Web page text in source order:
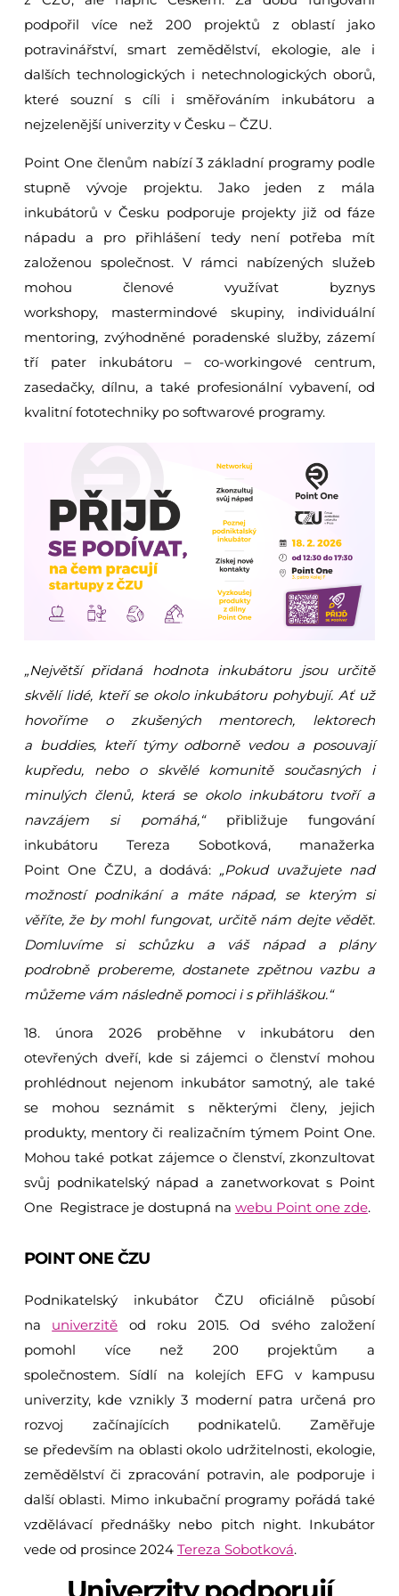
podpořil více než 200 projektů z oblastí jako
potravinářství, smart zemědělství, ekologie, ale i
dalších technologických i netechnologických oborů,
které souzní s cíli i směřováním inkubátoru a
nejzelenější univerzity v Česku – ČZU.
Point One členům nabízí 3 základní programy podle
stupně vývoje projektu. Jako jeden z mála
inkubátorů v Česku podporuje projekty již od fáze
nápadu a pro přihlášení tedy není potřeba mít
založenou společnost. V rámci nabízených služeb
mohou členové využívat byznys
workshopy, mastermindové skupiny, individuální
mentoring, zvýhodněné poradenské služby, zázemí
tří pater inkubátoru – co-workingové centrum,
zasedačky, dílnu, a také profesionální vybavení, od
kvalitní fototechniky po softwarové programy.
„Největší přidaná hodnota inkubátoru jsou určitě
skvělí lidé, kteří se okolo inkubátoru pohybují. Ať už
hovoříme o zkušených mentorech, lektorech
a buddies, kteří týmy odborně vedou a posouvají
kupředu, nebo o skvělé komunitě současných i
minulých členů, která se okolo inkubátoru tvoří a
navzájem si pomáhá,“přibližuje fungování
inkubátoru Tereza Sobotková, manažerka
Point One ČZU, a dodává: „Pokud uvažujete nad
možností podnikání a máte nápad, se kterým si
věříte, že by mohl fungovat, určitě nám dejte vědět.
Domluvíme si schůzku a váš nápad a plány
podrobně probereme, dostanete zpětnou vazbu a
můžeme vám následně pomoci i s přihláškou.“
18. února 2026 proběhne v inkubátoru den
otevřených dveří, kde si zájemci o členství mohou
prohlédnout nejenom inkubátor samotný, ale také
se mohou seznámit s některými členy, jejich
produkty, mentory či realizačním týmem Point One.
Mohou také potkat zájemce o členství, zkonzultovat
svůj podnikatelský nápad a zanetworkovat s Point
One Registrace je dostupná na webu Point one zde.
POINT ONE ČZU
Podnikatelský inkubátor ČZU oficiálně působí
na univerzitě od roku 2015. Od svého založení
pomohl více než 200 projektům a
společnostem. Sídlí na kolejích EFG v kampusu
univerzity, kde vznikly 3 moderní patra určená pro
rozvoj začínajících podnikatelů. Zaměřuje
se především na oblasti okolo udržitelnosti, ekologie,
zemědělství či zpracování potravin, ale podporuje i
další oblasti. Mimo inkubační programy pořádá také
vzdělávací přednášky nebo pitch night. Inkubátor
vede od prosince 2024 Tereza Sobotková.